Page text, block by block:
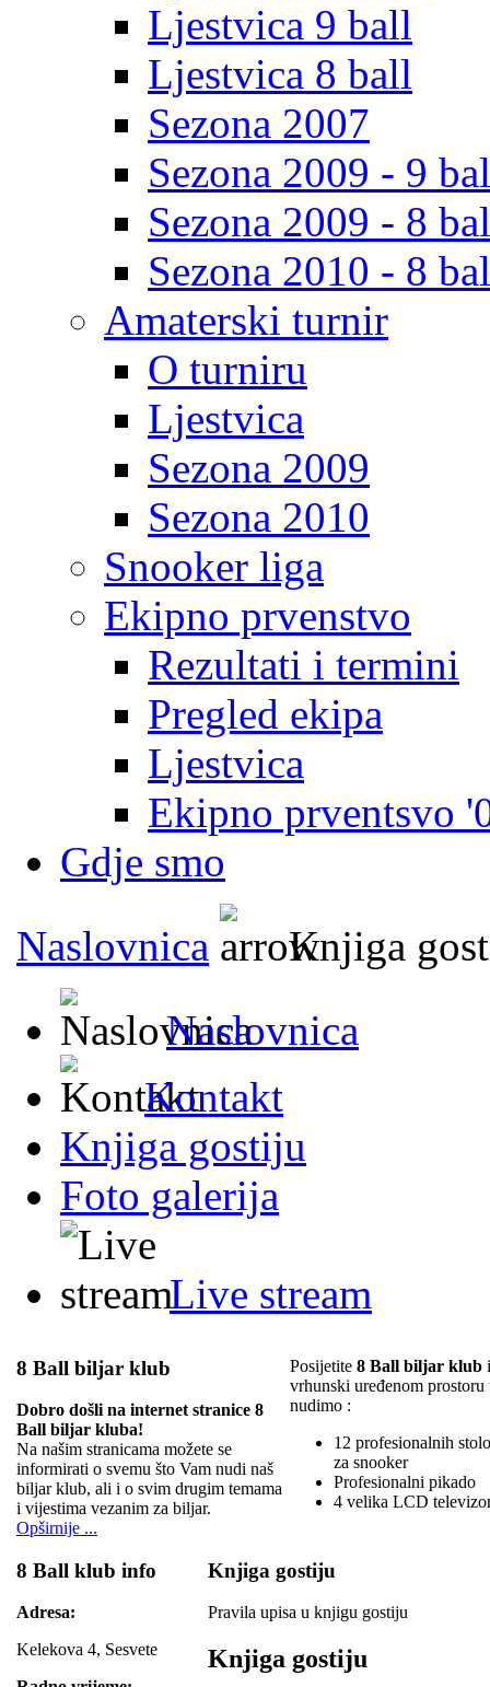
Ljestvica 9 ball
Ljestvica 8 ball
Sezona 2007
Sezona 2009 - 9
Sezona 2009 - 8
Sezona 2010 - 8
Amaterski turnir
O turniru
Ljestvica
Sezona 2009
Sezona 2010
Snooker liga
Ekipno prvenstvo
Rezultati i termini
Pregled ekipa
Ljestvica
Ekipno prventsvo
Gdje smo
Naslovnica
Knjiga
Naslovnica
Kontakt
Knjiga gostiju
Foto galerija
Live stream
8 Ball biljar klub
Dobro došli na internet stranice 8
Ball biljar kluba!
Na našim stranicama možete se
informirati o svemu što Vam nudi naš
biljar klub, ali i o svim drugim temama
i vijestima vezanim za biljar.
Opširnije ...
Posijetite 8 Ball biljar klub
vrhunski uređenom
nudimo :
12 profesionalnih
za snooker
Profesionalni pikado
4 velika LCD
8 Ball klub info
Adresa:
Kelekova 4, Sesvete
Knjiga gostiju
Pravila upisa u knjigu gostiju
Knjiga gostiju